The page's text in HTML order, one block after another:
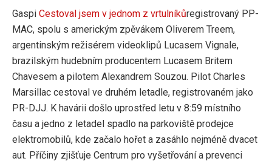
Gaspi Cestoval jsem v jednom z vrtulníkůregistrovaný PP-
MAC, spolu s americkým zpěvákem Oliverem Treem,
argentinským režisérem videoklipů Lucasem Vignale,
brazilským hudebním producentem Lucasem Britem
Chavesem a pilotem Alexandrem Souzou. Pilot Charles
Marsillac cestoval ve druhém letadle, registrovaném jako
PR-DJJ. K havárii došlo uprostřed letu v 8:59 místního
času a jedno z letadel spadlo na parkoviště prodejce
elektromobilů, kde začalo hořet a zasáhlo nejméně dvacet
aut. Příčiny zjišťuje Centrum pro vyšetřování a prevenci